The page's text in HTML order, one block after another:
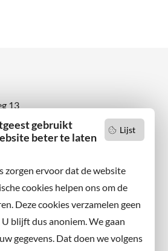
Lijst
gebruikt
beter te laten
zorgen ervoor dat de website
cookies helpen ons om de
Deze cookies verzamelen geen
blijft dus anoniem. We gaan
gegevens. Dat doen we volgens
13
media.